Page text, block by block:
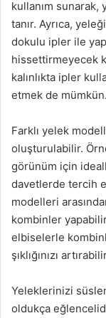
kullanım sunarak,
tanır. Ayrıca,
dokulu ipler ile
hissettirmeyecek
kalınlıkta ipler
etmek de mümkün.
Farklı yelek
oluşturulabilir.
görünüm için
davetlerde tercih
modelleri
kombinler
elbiselerle
şıklığınızı
Yeleklerinizi
oldukça